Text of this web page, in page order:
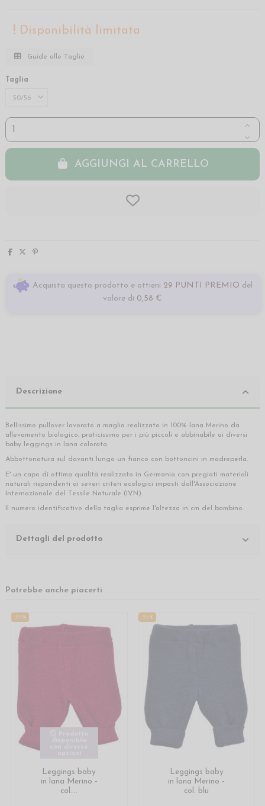
Disponibilità limitata
Guide alle Taglie
Taglia
AGGIUNGI AL CARRELLO
Acquista questo prodotto e ottieni 29 PUNTI PREMIO del
valore di 0,58 €
Descrizione
Bellissimo pullover lavorato a maglia realizzato in 100% lana Merino da
allevamento biologico, praticissimo per i più piccoli e abbinabile ai diversi
baby leggings in lana colorata.
Abbottonatura sul davanti lungo un fianco con bottoncini in madreperla.
E' un capo di ottima qualità realizzato in Germania con pregiati materiali
naturali rispondenti ai severi criteri ecologici imposti dall'Associazione
Internazionale del Tessile Naturale (IVN).
Il numero identificativo della taglia esprime l'altezza in cm del bambino.
Dettagli del prodotto
Potrebbe anche piacerti
-25%
Leggings baby
in lana Merino -
col....
-25%
Leggings baby
in lana Merino -
col. blu